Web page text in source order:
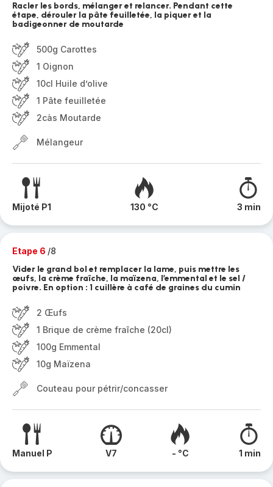
Racler les bords, mélanger et relancer. Pendant cette
étape, dérouler la pâte feuilletée, la piquer et la
badigeonner de moutarde
500g Carottes
1 Oignon
10cl Huile d’olive
1 Pâte feuilletée
2càs Moutarde
Mélangeur
Mijoté P1 130 °C 3 min
Etape 6 /8
Vider le grand bol et remplacer la lame, puis mettre les
œufs, la crème fraîche, la maïzena, l’emmental et le sel /
poivre. En option : 1 cuillère à café de graines du cumin
2 Œufs
1 Brique de crème fraîche (20cl)
100g Emmental
10g Maïzena
Couteau pour pétrir/concasser
Manuel P V7 - °C 1 min